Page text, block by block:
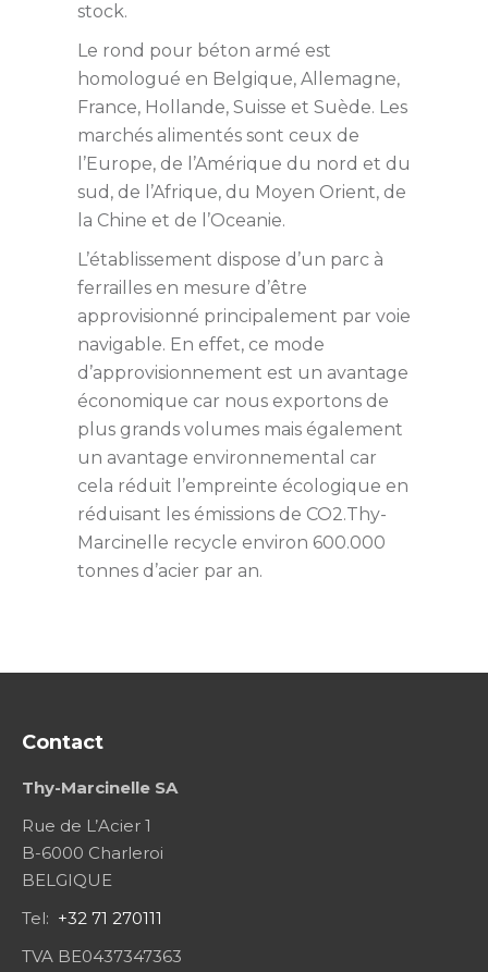
stock.
Le rond pour béton armé est
homologué en Belgique, Allemagne,
France, Hollande, Suisse et Suède. Les
marchés alimentés sont ceux de
l’Europe, de l’Amérique du nord et du
sud, de l’Afrique, du Moyen Orient, de
la Chine et de l’Oceanie.
L’établissement dispose d’un parc à
ferrailles en mesure d’être
approvisionné principalement par voie
navigable. En effet, ce mode
d’approvisionnement est un avantage
économique car nous exportons de
plus grands volumes mais également
un avantage environnemental car
cela réduit l’empreinte écologique en
réduisant les émissions de CO2.Thy-
Marcinelle recycle environ 600.000
tonnes d’acier par an.
Contact
Thy-Marcinelle SA
Rue de L’Acier 1
B-6000 Charleroi
BELGIQUE
Tel: +32 71 270111
TVA BE0437347363